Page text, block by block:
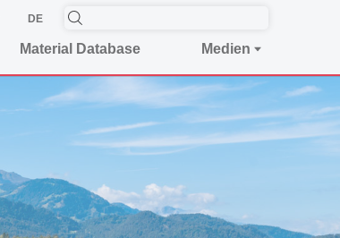
DE
Material Database Medien